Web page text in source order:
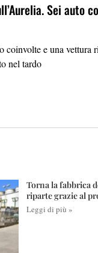
Sei auto
coinvolte e una vettura
nel tardo
Torna la fabbrica
riparte grazie al
Leggi di più »